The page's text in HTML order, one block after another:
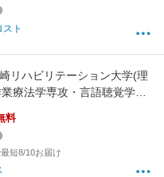
ト
リハビリテーション大学(理
療法学専攻・言語聴覚学専
面接・集団討論＋論文最強
向と対策 / 面接 志望理由 送
クセス
料
短8/10お届け